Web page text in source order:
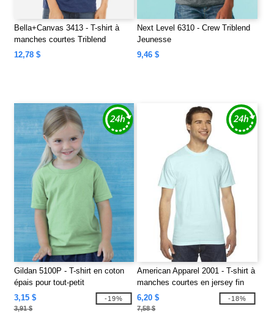
Bella+Canvas 3413 - T-shirt à
manches courtes Triblend
unisexe
12,78 $
Next Level 6310 - Crew Triblend
Jeunesse
9,46 $
Gildan 5100P - T-shirt en coton
épais pour tout-petit
3,15 $
3,91 $
-19%
American Apparel 2001 - T-shirt à
manches courtes en jersey fin
6,20 $
7,58 $
-18%